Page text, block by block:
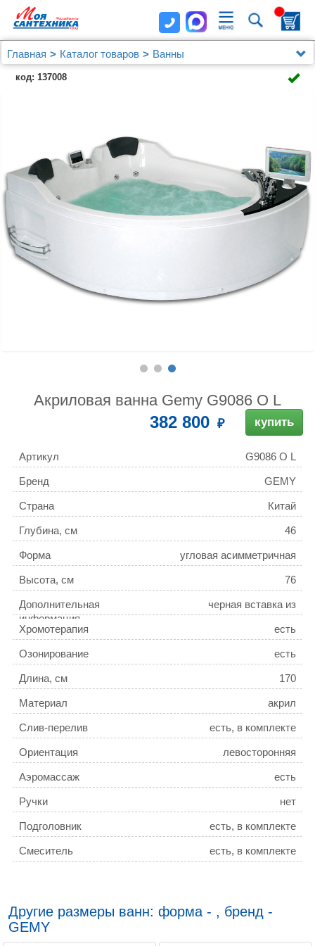
Главная Каталог товаров
Ванны
Акриловая ванна Gemy G9086 O L
код: 137008
Акриловая ванна Gemy G9086 O L
382 800 купить
Артикул G9086 O L
Бренд GEMY
Страна Китай
Глубина, см 46
Форма угловая асимметричная
Высота, см 76
Дополнительная
информация
черная вставка из
натурального мрамора
Хромотерапия
есть
Озонирование есть
Длина, см 170
Материал акрил
Слив-перелив есть, в комплекте
Ориентация левосторонняя
Аэромассаж есть
Ручки нет
Подголовник есть, в комплекте
Смеситель есть, в комплекте
Антискользящее покрытие
Другие размеры ванн: форма - , бренд -
GEMY